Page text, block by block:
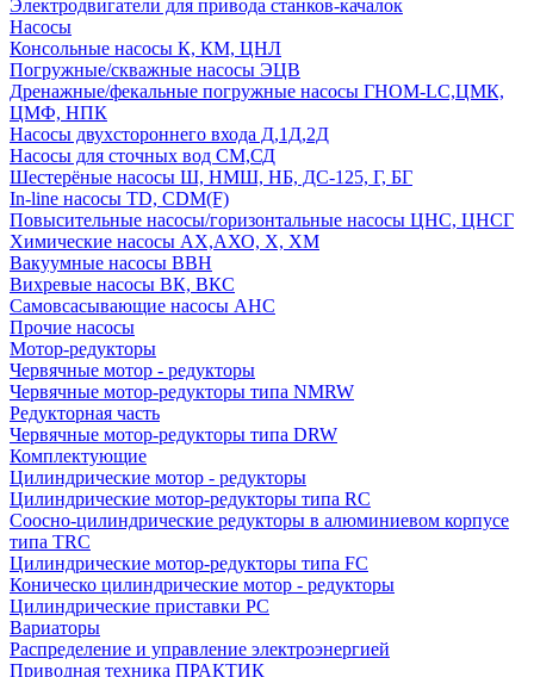
Электродвигатели для привода станков-качалок
Насосы
Консольные насосы К, КМ, ЦНЛ
Погружные/скважные насосы ЭЦВ
Дренажные/фекальные погружные насосы ГНОМ-LC,ЦМК,
ЦМФ, НПК
Насосы двухстороннего входа Д,1Д,2Д
Насосы для сточных вод СМ,СД
Шестерёные насосы Ш, НМШ, НБ, ДС-125, Г, БГ
In-line насосы TD, CDM(F)
Повысительные насосы/горизонтальные насосы ЦНС, ЦНСГ
Химические насосы АХ,АХО, Х, ХМ
Вакуумные насосы ВВН
Вихревые насосы ВК, ВКС
Самовсасывающие насосы АНС
Прочие насосы
Мотор-редукторы
Червячные мотор - редукторы
Червячные мотор-редукторы типа NMRW
Редукторная часть
Червячные мотор-редукторы типа DRW
Комплектующие
Цилиндрические мотор - редукторы
Цилиндрические мотор-редукторы типа RC
Соосно-цилиндрические редукторы в алюминиевом корпусе
типа TRC
Цилиндрические мотор-редукторы типа FC
Коническо цилиндрические мотор - редукторы
Цилиндрические приставки PC
Вариаторы
Распределение и управление электроэнергией
Приводная техника ПРАКТИК